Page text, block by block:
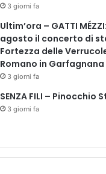
3 giorni fa
Ultim’ora – GATTI
agosto il concerto di
Fortezza delle
Romano in
3 giorni fa
SENZA FILI – Pinocchio
3 giorni fa